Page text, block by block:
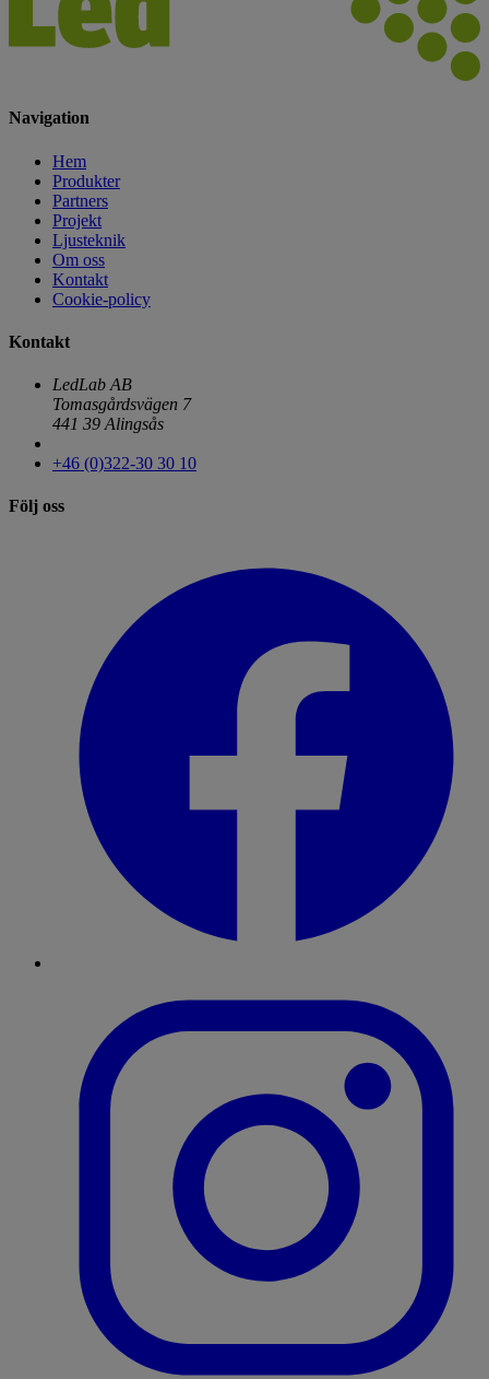
Navigation
Hem
Produkter
Partners
Projekt
Ljusteknik
Om oss
Kontakt
Cookie-policy
Kontakt
LedLab AB
Tomasgårdsvägen 7
441 39 Alingsås
+46 (0)322-30 30 10
Följ oss